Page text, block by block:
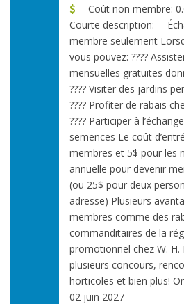
Coût non membre:
Courte description:
membre seulement
vous pouvez: ????
mensuelles gratuites
???? Visiter des jardins
???? Profiter de rabais
???? Participer à
semences Le coût
membres et 5$ pour les
annuelle pour devenir
(ou 25$ pour deux
adresse) Plusieurs
membres comme des
commanditaires de la
promotionnel chez W. H.
plusieurs concours,
horticoles et bien plus!
02 juin 2027